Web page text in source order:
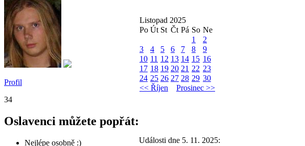
Profil
34
Oslavenci můžete popřát:
Nejlépe osobně :)
Listopad 2025
Po Út St Čt Pá So Ne
1
2
3
4 5 6 7 8
9
10 11 12 13 14 15 16
17 18 19 20 21 22 23
24 25 26 27 28 29 30
<< Říjen
Prosinec >>
Události dne 5. 11. 2025: